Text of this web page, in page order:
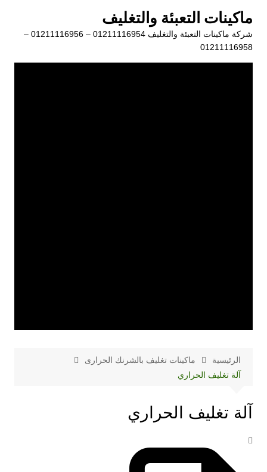
المحتوى
ماكينات التعبئة والتغليف
شركة ماكينات التعبئة والتغليف 01211116954 – 01211116956 –
01211116958
الرئيسية
ماكينات تغليف بالشرنك الحرارى
آلة تغليف الحراري
آلة تغليف الحراري